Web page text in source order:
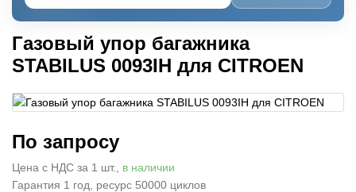
Газовый упор багажника
STABILUS 0093IH для CITROEN
По запросу
Цена с НДС за 1 шт., в наличии
Гарантия 1 год, ресурс 50000 циклов